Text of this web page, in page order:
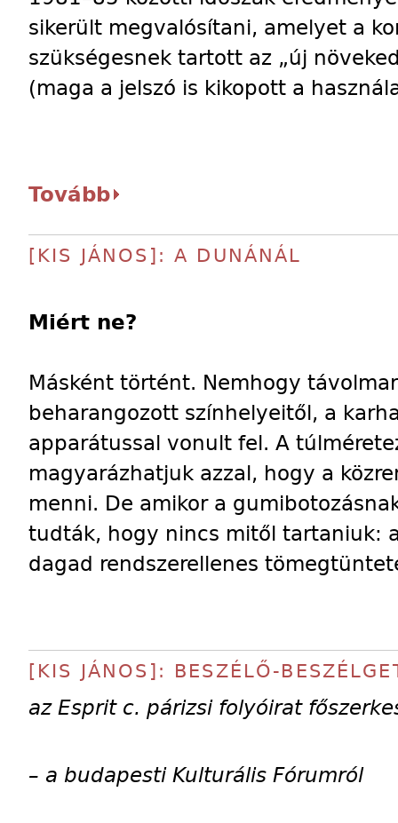
sikerült megvalósítani, amelyet a
szükségesnek tartott az „új
(maga a jelszó is kikopott a
Tovább
[KIS JÁNOS]: A DUNÁNÁL
Miért ne?
Másként történt. Nemhogy
beharangozott színhelyeitől, a
apparátussal vonult fel. A
magyarázhatjuk azzal, hogy a
menni. De amikor a
tudták, hogy nincs mitől tartaniuk:
dagad rendszerellenes
[KIS JÁNOS]: BESZÉLŐ-
az Esprit c. párizsi folyóirat
– a budapesti Kulturális Fórumról